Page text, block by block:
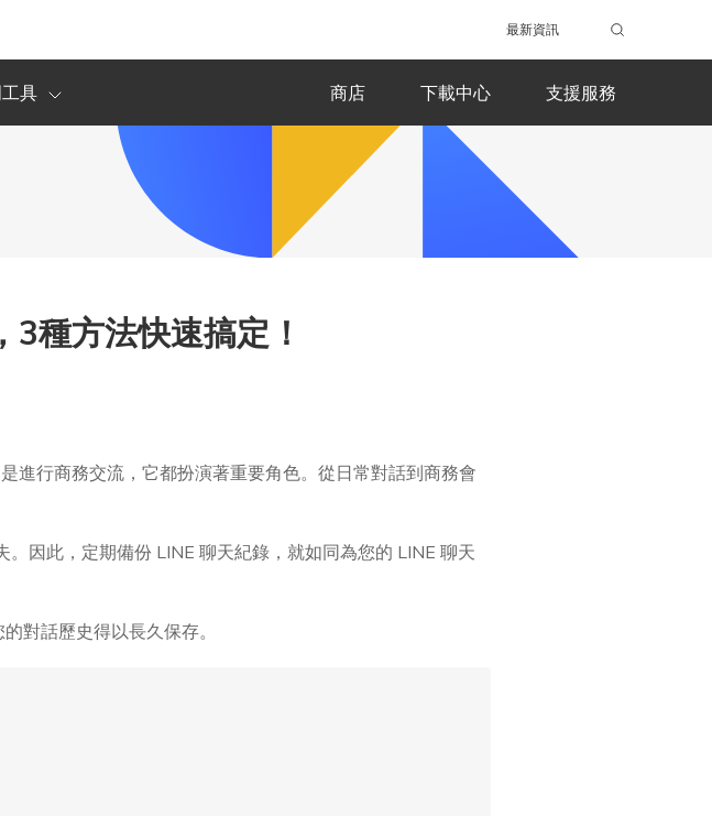
最新資訊
具 商店 下載中心 支援服務
種方法快速搞定！
進行商務交流，它都扮演著重要角色。從日常對話到商務會
因此，定期備份 LINE 聊天紀錄，就如同為您的 LINE 聊天
對話歷史得以長久保存。